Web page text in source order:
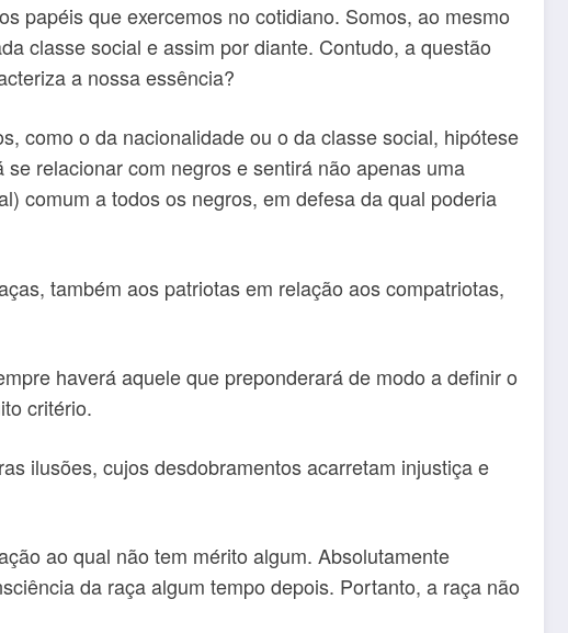
papéis que exercemos no cotidiano. Somos, ao mesmo
classe social e assim por diante. Contudo, a questão
a nossa essência?
como o da nacionalidade ou o da classe social, hipótese
relacionar com negros e sentirá não apenas uma
comum a todos os negros, em defesa da qual poderia
também aos patriotas em relação aos compatriotas,
haverá aquele que preponderará de modo a definir o
critério.
ilusões, cujos desdobramentos acarretam injustiça e
ao qual não tem mérito algum. Absolutamente
da raça algum tempo depois. Portanto, a raça não